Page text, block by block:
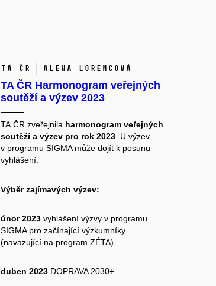
TA ČR Alena Lorencová
TA ČR Harmonogram veřejných
soutěží a výzev 2023
TA ČR zveřejnila harmonogram veřejných
soutěží a výzev pro rok 2023. U výzev
v programu SIGMAmůže dojít k posunu
vyhlášení.
Výběr zajímavých výzev:
únor 2023vyhlášení výzvy v programu
SIGMA pro začínající výzkumníky
(navazující na program ZÉTA)
duben 2023DOPRAVA 2030+